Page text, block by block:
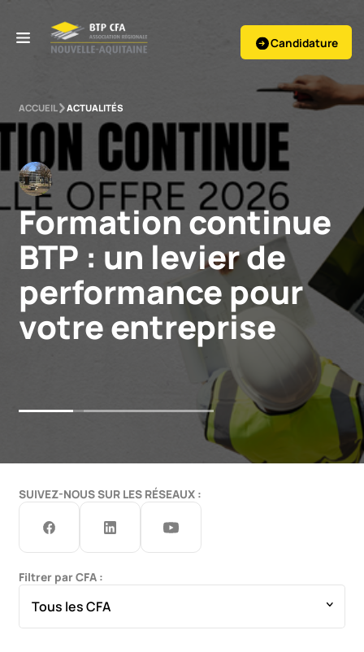
Candidature
ACCUEIL ACTUALITÉS
Formation continue
BTP : un levier de
performance pour
votre entreprise
Filtrer par CFA :
Tous les CFA
SUIVEZ-NOUS SUR LES RÉSEAUX :